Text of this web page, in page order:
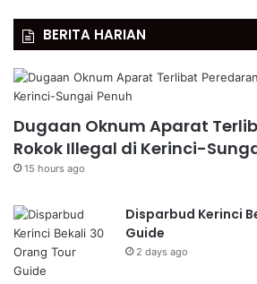
BERITA HARIAN
Dugaan Oknum Aparat
Rokok Illegal di Kerinci-
15 hours ago
Disparbud Kerinci
Guide
2 days ago